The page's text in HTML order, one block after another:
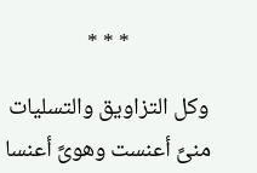
* * *
وكل التزاويق والتسليات
منىً أعنست وهوىً أعنسا